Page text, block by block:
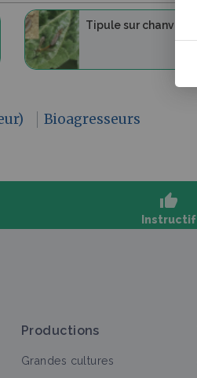
Tipule sur chanvre
Bioagresseurs
thumb_up
Instructif
Productions
Grandes cultures